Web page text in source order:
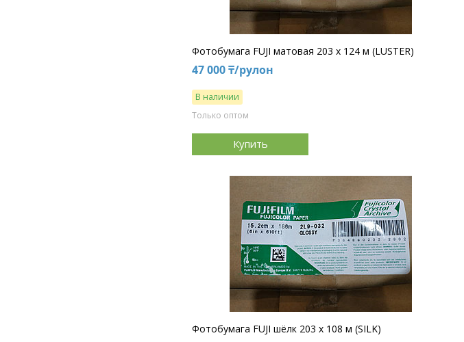
Фотобумага FUJI матовая 203 х 124 м (LUSTER)
47 000 ₸/рулон
В наличии
Только оптом
Купить
Фотобумага FUJI шёлк 203 х 108 м (SILK)